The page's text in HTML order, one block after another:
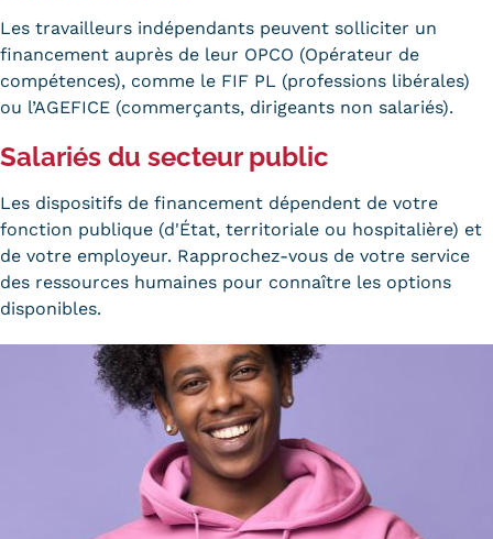
Les travailleurs indépendants peuvent solliciter un
financement auprès de leur OPCO (Opérateur de
compétences), comme le FIF PL (professions libérales)
ou l’AGEFICE (commerçants, dirigeants non salariés).
Salariés du secteur public
Les dispositifs de financement dépendent de votre
fonction publique (d'État, territoriale ou hospitalière) et
de votre employeur. Rapprochez-vous de votre service
des ressources humaines pour connaître les options
disponibles.